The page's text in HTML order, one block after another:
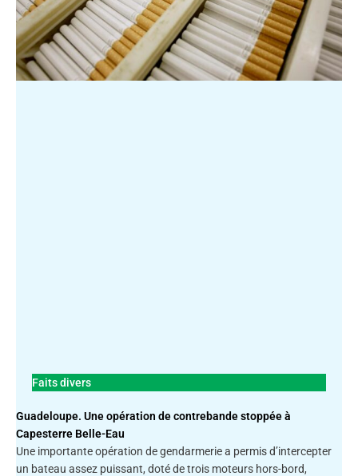
Faits divers
Guadeloupe. Une opération de contrebande stoppée à
Capesterre Belle-Eau
Une importante opération de gendarmerie a permis d’intercepter
un bateau assez puissant, doté de trois moteurs hors-bord,